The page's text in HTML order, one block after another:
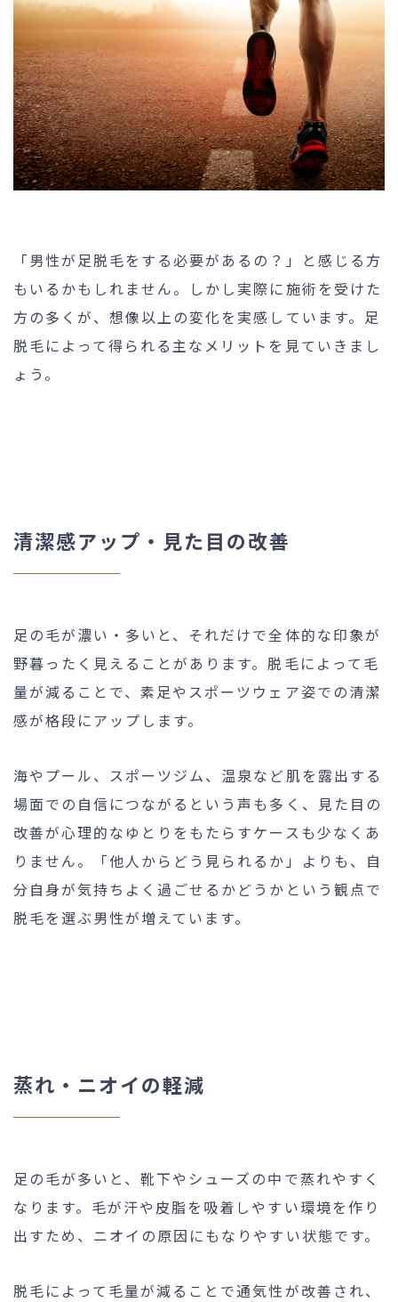
「男性が足脱毛をする必要があるの？」と感じる方
もいるかもしれません。しかし実際に施術を受けた
方の多くが、想像以上の変化を実感しています。足
脱毛によって得られる主なメリットを見ていきまし
ょう。
清潔感アップ・見た目の改善
足の毛が濃い・多いと、それだけで全体的な印象が
野暮ったく見えることがあります。脱毛によって毛
量が減ることで、素足やスポーツウェア姿での清潔
感が格段にアップします。
海やプール、スポーツジム、温泉など肌を露出する
場面での自信につながるという声も多く、見た目の
改善が心理的なゆとりをもたらすケースも少なくあ
りません。「他人からどう見られるか」よりも、自
分自身が気持ちよく過ごせるかどうかという観点で
脱毛を選ぶ男性が増えています。
蒸れ・ニオイの軽減
足の毛が多いと、靴下やシューズの中で蒸れやすく
なります。毛が汗や皮脂を吸着しやすい環境を作り
出すため、ニオイの原因にもなりやすい状態です。
脱毛によって毛量が減ることで通気性が改善され、